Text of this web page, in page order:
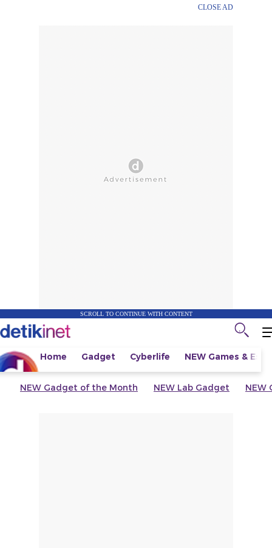
CLOSE AD
SCROLL TO CONTINUE WITH CONTENT
Home Gadget Cyberlife NEW Games &
NEW Gadget of the Month NEW Lab Gadget NEW